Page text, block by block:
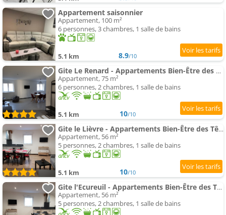
Appartement saisonnier
Appartement, 100 m²
6 personnes, 3 chambres, 1 salle de bains
5.1 km 8.9/10
Gite Le Renard - Appartements Bien-Être des Têtes
Appartement, 75 m²
6 personnes, 2 chambres, 1 salle de bains
5.1 km 10/10
Gite le Lièvre - Appartements Bien-Être des Têtes
Appartement, 56 m²
5 personnes, 2 chambres, 1 salle de bains
5.1 km 10/10
Gite l'Ecureuil - Appartements Bien-Être des Têtes
Appartement, 56 m²
5 personnes, 2 chambres, 1 salle de bains